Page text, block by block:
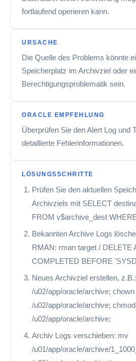
fortlaufend operieren kann.
URSACHE
Die Quelle des Problems könnte
Speicherplatz im Archivziel oder
Berechtigungsproblematik sein.
ORACLE EMPFEHLUNG
Überprüfen Sie den Alert Log und
detaillierte Fehlerinformationen.
LÖSUNGSSCHRITTE
Prüfen Sie den aktuellen
Archivziels mit SELECT
FROM v$archive_dest
Bekannten Archive Logs
RMAN: rman target / DELETE
COMPLETED BEFORE
Neues Archivziel erstellen,
/u02/app/oracle/archive;
/u02/app/oracle/archive;
/u02/app/oracle/archive;
Archiv Logs verschieben: mv
/u01/app/oracle/archive/